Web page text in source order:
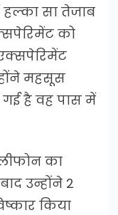
सा तेजाब
को
महसूस
है वह पास में
का
उन्होंने 2
किया